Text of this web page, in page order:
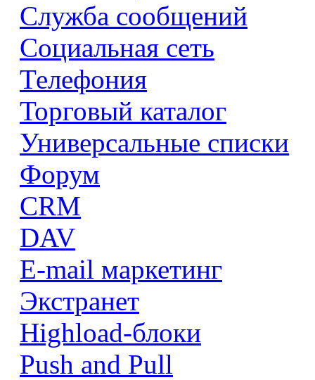
Служба сообщений
Социальная сеть
Телефония
Торговый каталог
Универсальные списки
Форум
CRM
DAV
E-mail маркетинг
Экстранет
Highload-блоки
Push and Pull